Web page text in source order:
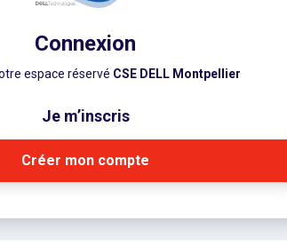
Connexion
espace réservé CSE DELL Montpellier
Je m’inscris
Créer mon compte